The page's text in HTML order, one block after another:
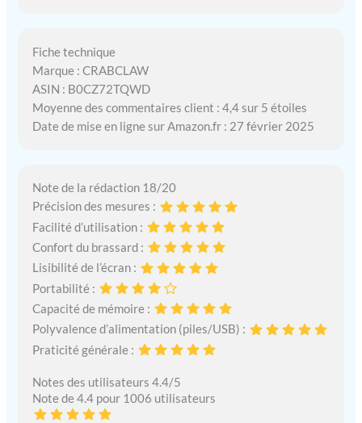
Fiche technique
Marque : CRABCLAW
ASIN : B0CZ72TQWD
Moyenne des commentaires client : 4,4 sur 5 étoiles
Date de mise en ligne sur Amazon.fr : 27 février 2025
Note de la rédaction 18/20
Précision des mesures :
Facilité d’utilisation :
Confort du brassard :
Lisibilité de l’écran :
Portabilité :
Capacité de mémoire :
Polyvalence d’alimentation (piles/USB) :
Praticité générale :
Notes des utilisateurs 4.4/5
Note de 4.4 pour 1006 utilisateurs